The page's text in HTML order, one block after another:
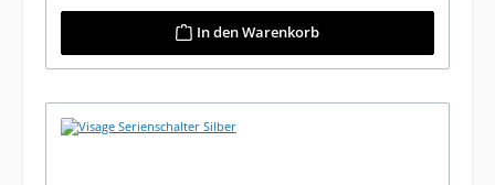
In den Warenkorb